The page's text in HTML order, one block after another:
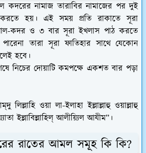
কদরের নামাজ তারাবির নামাজের পর দুই
হয়। এই সময় প্রতি রাকাতে সূরা
কদর ও ৩ বার সূরা ইখলাস পাঠ করতে
তারা সূরা ফাতিহার সাথে যেকোন
হবে।
নিচের দোয়াটি কমপক্ষে একশত বার পড়া
লিল্লাহি ওয়া লা-ইলাহা ইল্লাল্লাহু ওয়াল্লাহু
ইল্লাবিল্লাহিল্‌ আলীয়্যিল আযীম”।
রাতের আমল সমূহ কি কি?